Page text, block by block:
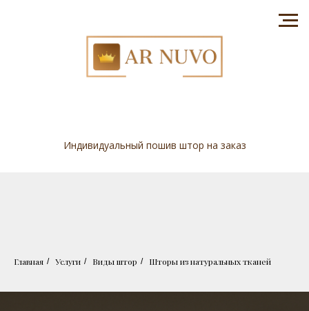
Индивидуальный пошив штор на заказ
Главная / Услуги / Виды штор / Шторы из натуральных тканей